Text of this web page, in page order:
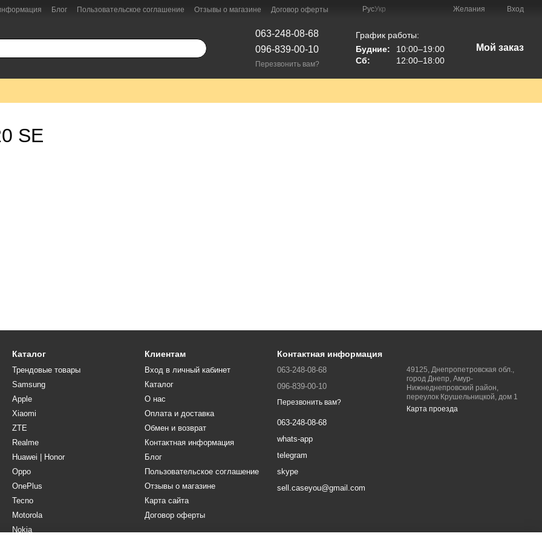
Блог Пользовательское соглашение Отзывы о магазине Договор оферты РусУкр Желания Вход
063-248-08-68
096-839-00-10
Перезвонить вам?
График работы:
Будние:
10:00–19:00
Сб:
12:00–18:00
Мой заказ
SE
Каталог
Трендовые товары
Samsung
Apple
Xiaomi
ZTE
Realme
Huawei | Honor
Oppo
OnePlus
Tecno
Motorola
Nokia
Клиентам
Вход в личный кабинет
Каталог
О нас
Оплата и доставка
Обмен и возврат
Контактная информация
Блог
Пользовательское соглашение
Отзывы о магазине
Карта сайта
Договор оферты
Контактная информация
063-248-08-68
096-839-00-10
Перезвонить вам?
063-248-08-68
whats-app
telegram
skype
sell.caseyou@gmail.com
49125, Днепропетровская обл.,
город Днепр, Амур-
Нижнеднепровский район,
переулок Крушельницкой, дом 1
Карта проезда